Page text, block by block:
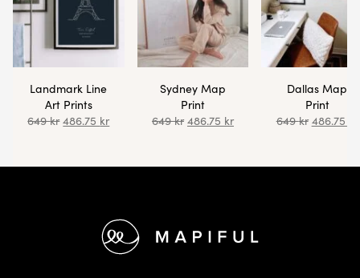
Landmark Line
Art Prints
649kr 486.75 kr
Sydney Map
Print
649kr 486.75 kr
Dallas Map
Print
649kr 486.75